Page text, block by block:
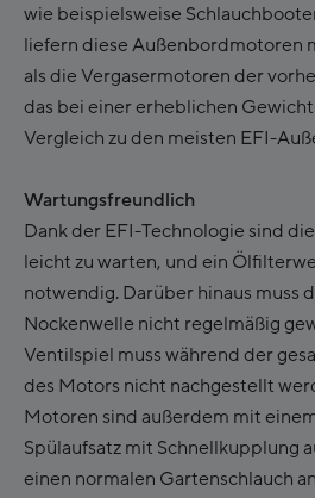
wie beispielsweise
liefern diese Außenbordmotoren
als die Vergasermotoren der
das bei einer erheblichen
Vergleich zu den meisten EFI-
Wartungsfreundlich
Dank der EFI-Technologie sind
leicht zu warten, und ein
notwendig. Darüber hinaus muss
Nockenwelle nicht regelmäßig
Ventilspiel muss während der
des Motors nicht nachgestellt
Motoren sind außerdem mit
Spülaufsatz mit Schnellkupplung
einen normalen Gartenschlauch